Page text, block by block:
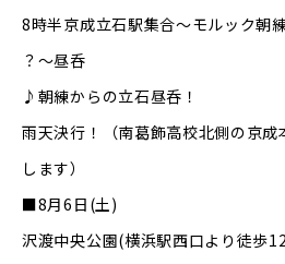
8時半京成立石駅集合～モルック朝
？～昼呑
♪朝練からの立石昼呑！
雨天決行！（南葛飾高校北側の京
します）
■8月6日(土)
沢渡中央公園(横浜駅西口より徒歩